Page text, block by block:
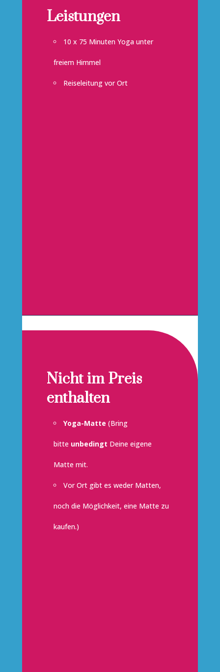
Leistungen
10 x 75 Minuten Yoga unter
freiem Himmel
Reiseleitung vor Ort
Nicht im Preis
enthalten
Yoga-Matte (Bring
bitte unbedingt Deine eigene
Matte mit.
Vor Ort gibt es weder Matten,
noch die Möglichkeit, eine Matte zu
kaufen.)